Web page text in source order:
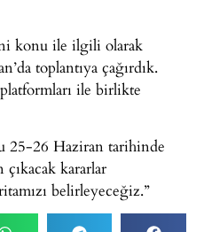
konu ile ilgili olarak
toplantıya çağırdık.
ile birlikte
25-26 Haziran tarihinde
çıkacak kararlar
belirleyeceğiz.”